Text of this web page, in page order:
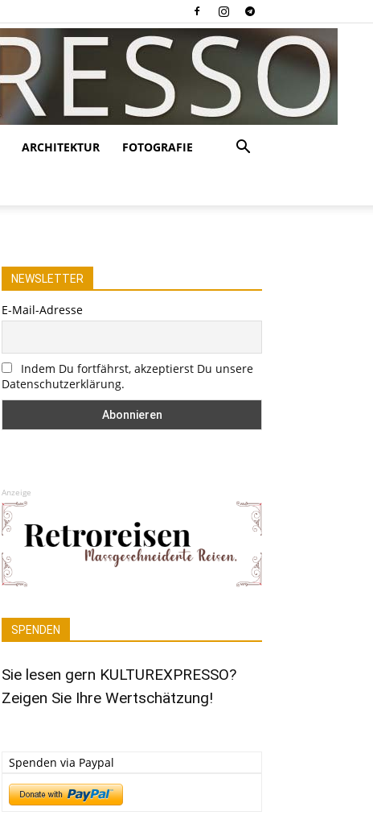
ARCHITEKTUR FOTOGRAFIE
NEWSLETTER
E-Mail-Adresse
Indem Du fortfährst, akzeptierst Du unsere
Datenschutzerklärung.
Anzeige
SPENDEN
Sie lesen gern KULTUREXPRESSO?
Zeigen Sie Ihre Wertschätzung!
Spenden via Paypal